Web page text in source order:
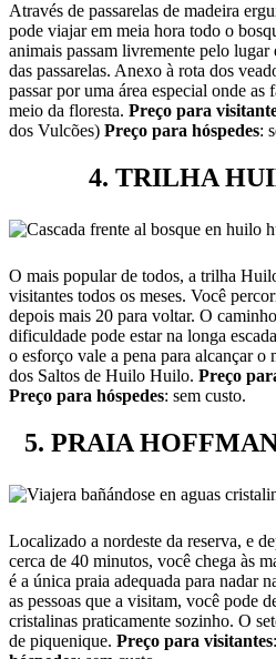
Através de passarelas de madeira
pode viajar em meia hora todo o
animais passam livremente pelo lugar
das passarelas. Anexo à rota dos
passar por uma área especial onde
meio da floresta. Preço para
dos Vulcões) Preço para hóspedes:
4. TRILHA
O mais popular de todos, a trilha
visitantes todos os meses. Você
depois mais 20 para voltar. O
dificuldade pode estar na longa
o esforço vale a pena para alcançar o
dos Saltos de Huilo Huilo. Preço
Preço para hóspedes: sem custo.
5. PRAIA
Localizado a nordeste da reserva, e
cerca de 40 minutos, você chega às
é a única praia adequada para nadar
as pessoas que a visitam, você pode
cristalinas praticamente sozinho. O
de piquenique. Preço para visitantes